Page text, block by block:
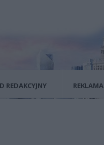
REDAKCYJNY REKLAMA